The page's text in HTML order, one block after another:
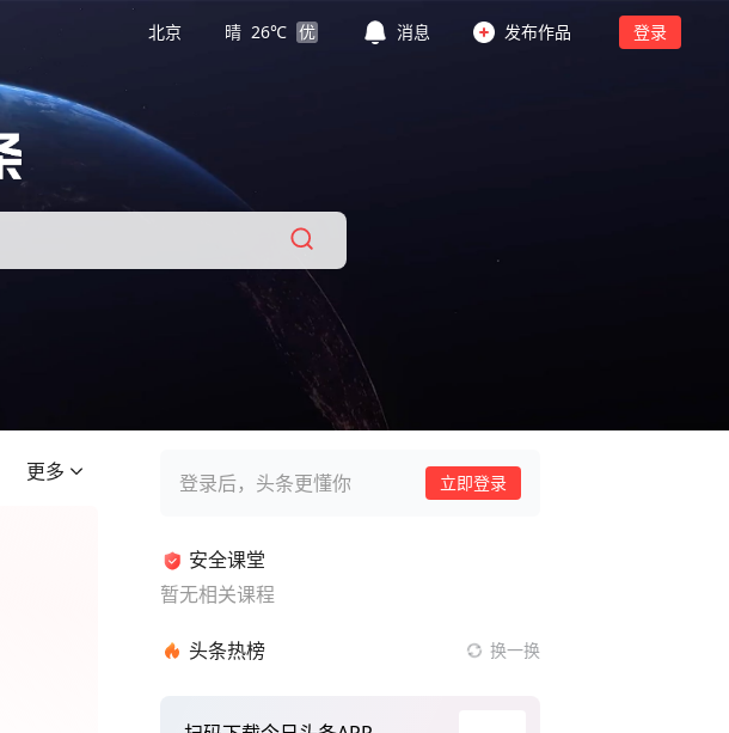
北京 晴 26℃ 优 消息 发布作品 登录
更多 登录后，头条更懂你 立即登录
安全课堂
暂无相关课程
头条热榜 换一换